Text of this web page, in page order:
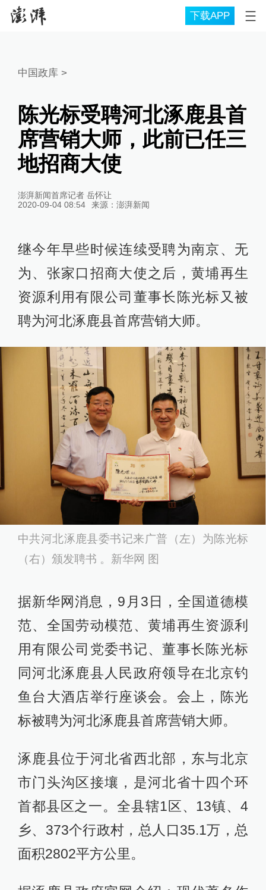
下载APP
中国政库 >
陈光标受聘河北涿鹿县首
席营销大师，此前已任三
地招商大使
澎湃新闻首席记者 岳怀让
2020-09-04 08:54
来源： 澎湃新闻
继今年早些时候连续受聘为南京、无
为、张家口招商大使之后，黄埔再生
资源利用有限公司董事长陈光标又被
聘为河北涿鹿县首席营销大师。
中共河北涿鹿县委书记来广普（左）为陈光标
（右）颁发聘书 。新华网 图
据新华网消息，9月3日，全国道德模
范、全国劳动模范、黄埔再生资源利
用有限公司党委书记、董事长陈光标
同河北涿鹿县人民政府领导在北京钓
鱼台大酒店举行座谈会。会上，陈光
标被聘为河北涿鹿县首席营销大师。
涿鹿县位于河北省西北部，东与北京
市门头沟区接壤，是河北省十四个环
首都县区之一。全县辖1区、13镇、4
乡、373个行政村，总人口35.1万，总
面积2802平方公里。